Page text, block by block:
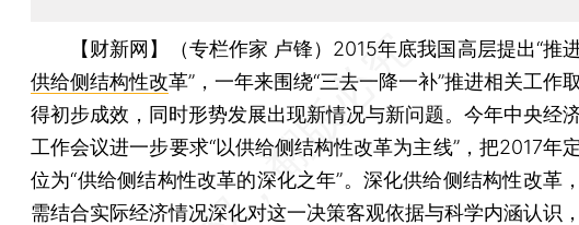
【财新网】（专栏作家 卢锋） 2015年底我国高层提出“推
供给侧结构性改革”，一年来围绕“三去一降一补”推进相关工作取
得初步成效，同时形势发展出现新情况与新问题。今年中央经
工作会议进一步要求“以供给侧结构性改革为主线”，把2017年定
位为“供给侧结构性改革的深化之年”。深化供给侧结构性改革，
需结合实际经济情况深化对这一决策客观依据与科学内涵认识，